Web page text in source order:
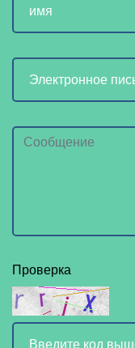
Проверка